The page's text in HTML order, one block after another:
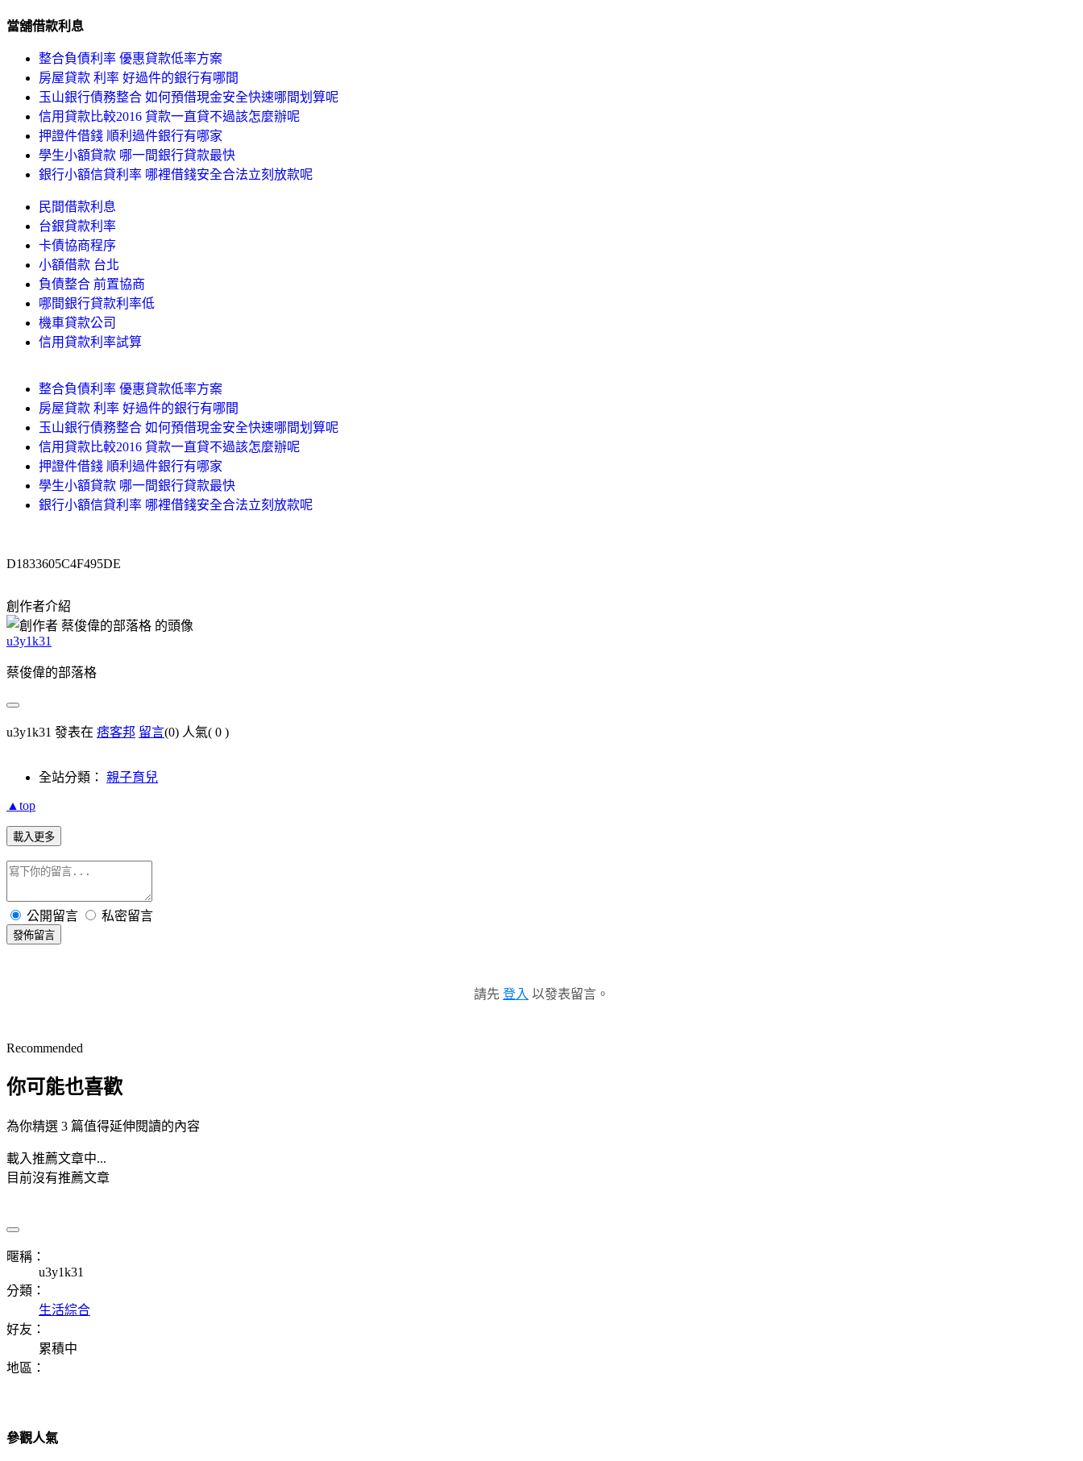
當舖借款利息
整合負債利率 優惠貸款低率方案
房屋貸款 利率 好過件的銀行有哪間
玉山銀行債務整合 如何預借現金安全快速哪間划算呢
信用貸款比較2016 貸款一直貸不過該怎麼辦呢
押證件借錢 順利過件銀行有哪家
學生小額貸款 哪一間銀行貸款最快
銀行小額信貸利率 哪裡借錢安全合法立刻放款呢
民間借款利息
台銀貸款利率
卡債協商程序
小額借款 台北
負債整合 前置協商
哪間銀行貸款利率低
機車貸款公司
信用貸款利率試算
整合負債利率 優惠貸款低率方案
房屋貸款 利率 好過件的銀行有哪間
玉山銀行債務整合 如何預借現金安全快速哪間划算呢
信用貸款比較2016 貸款一直貸不過該怎麼辦呢
押證件借錢 順利過件銀行有哪家
學生小額貸款 哪一間銀行貸款最快
銀行小額信貸利率 哪裡借錢安全合法立刻放款呢
D1833605C4F495DE
創作者介紹
u3y1k31
蔡俊偉的部落格
u3y1k31 發表在 痞客邦 留言(0) 人氣( 0 )
全站分類： 親子育兒
▲top
載入更多
公開留言 私密留言
發佈留言
請先 登入 以發表留言。
Recommended
你可能也喜歡
為你精選 3 篇值得延伸閱讀的內容
載入推薦文章中...
目前沒有推薦文章
暱稱：
u3y1k31
分類：
生活綜合
好友：
累積中
地區：
參觀人氣